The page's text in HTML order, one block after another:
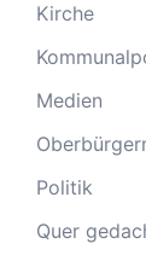
Kirche
Medien
Politik
Quer